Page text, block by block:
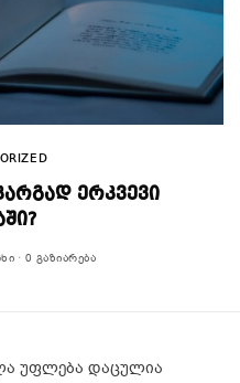
ᲔᲠᲙᲕᲔᲕᲘ
0 ᲒᲐᲖᲘᲐᲠᲔᲑᲐ
უფლება დაცულია